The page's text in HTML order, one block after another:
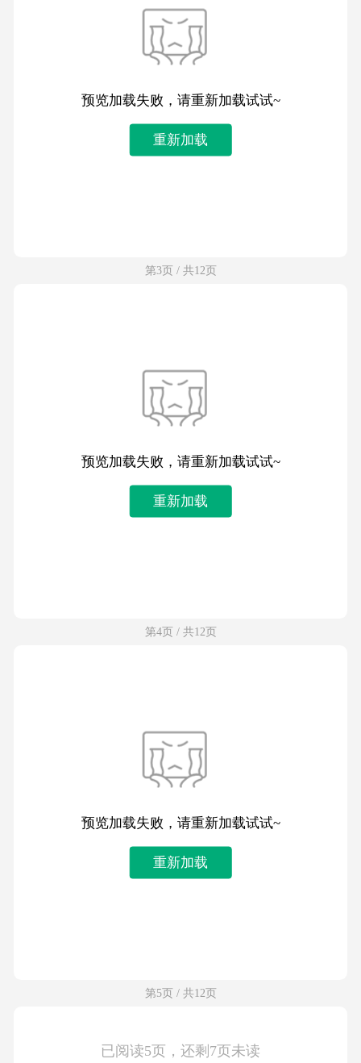
预览加载失败，请重新加载试试~
重新加载
第3页 / 共12页
预览加载失败，请重新加载试试~
重新加载
第4页 / 共12页
预览加载失败，请重新加载试试~
重新加载
第5页 / 共12页
已阅读5页，还剩7页未读